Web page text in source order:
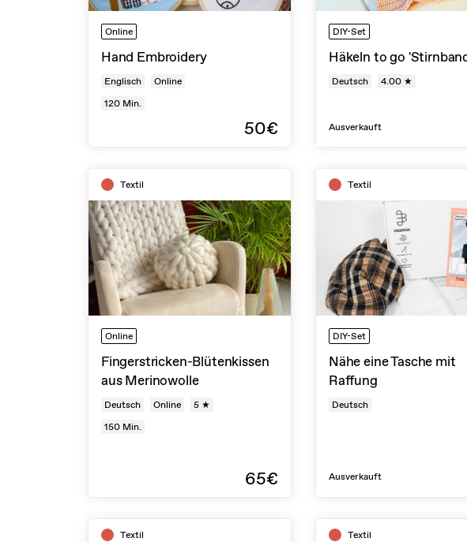
Online
Hand Embroidery
Englisch
Online
120 Min.
50€
DIY-Set
Häkeln to go
Deutsch 4.00 ★
Ausverkauft
Textil
Online
Fingerstricken-Blütenkissen
aus Merinowolle
Deutsch Online
5 ★
150 Min.
65€
Textil
DIY-Set
Nähe eine Tasche mit
Raffung
Deutsch
Ausverkauft
Textil Textil